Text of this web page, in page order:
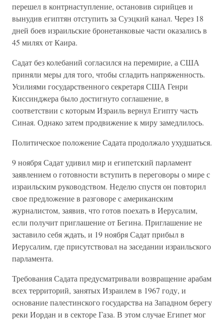
перешел в контрнаступление, остановив сирийцев и
вынудив египтян отступить за Суэцкий канал. Через 18
дней боев израильские бронетанковые части оказались в
45 милях от Каира.
Садат без колебаний согласился на перемирие, а США
приняли меры для того, чтобы сгладить напряженность.
Усилиями государственного секретаря США Генри
Киссинджера было достигнуто соглашение, в
соответствии с которым Израиль вернул Египту часть
Синая. Однако затем продвижение к миру замедлилось.
Политическое положение Садата продолжало ухудшаться.
9 ноября Садат удивил мир и египетский парламент
заявлением о готовности вступить в переговоры о мире с
израильским руководством. Неделю спустя он повторил
свое предложение в разговоре с американским
журналистом, заявив, что готов поехать в Иерусалим,
если получит приглашение от Бегина. Приглашение не
заставило себя ждать, и 19 ноября Садат прибыл в
Иерусалим, где присутствовал на заседании израильского
парламента.
Требования Садата предусматривали возвращение арабам
всех территорий, занятых Израилем в 1967 году, и
основание палестинского государства на Западном берегу
реки Иордан и в секторе Газа. В этом случае Египет мог